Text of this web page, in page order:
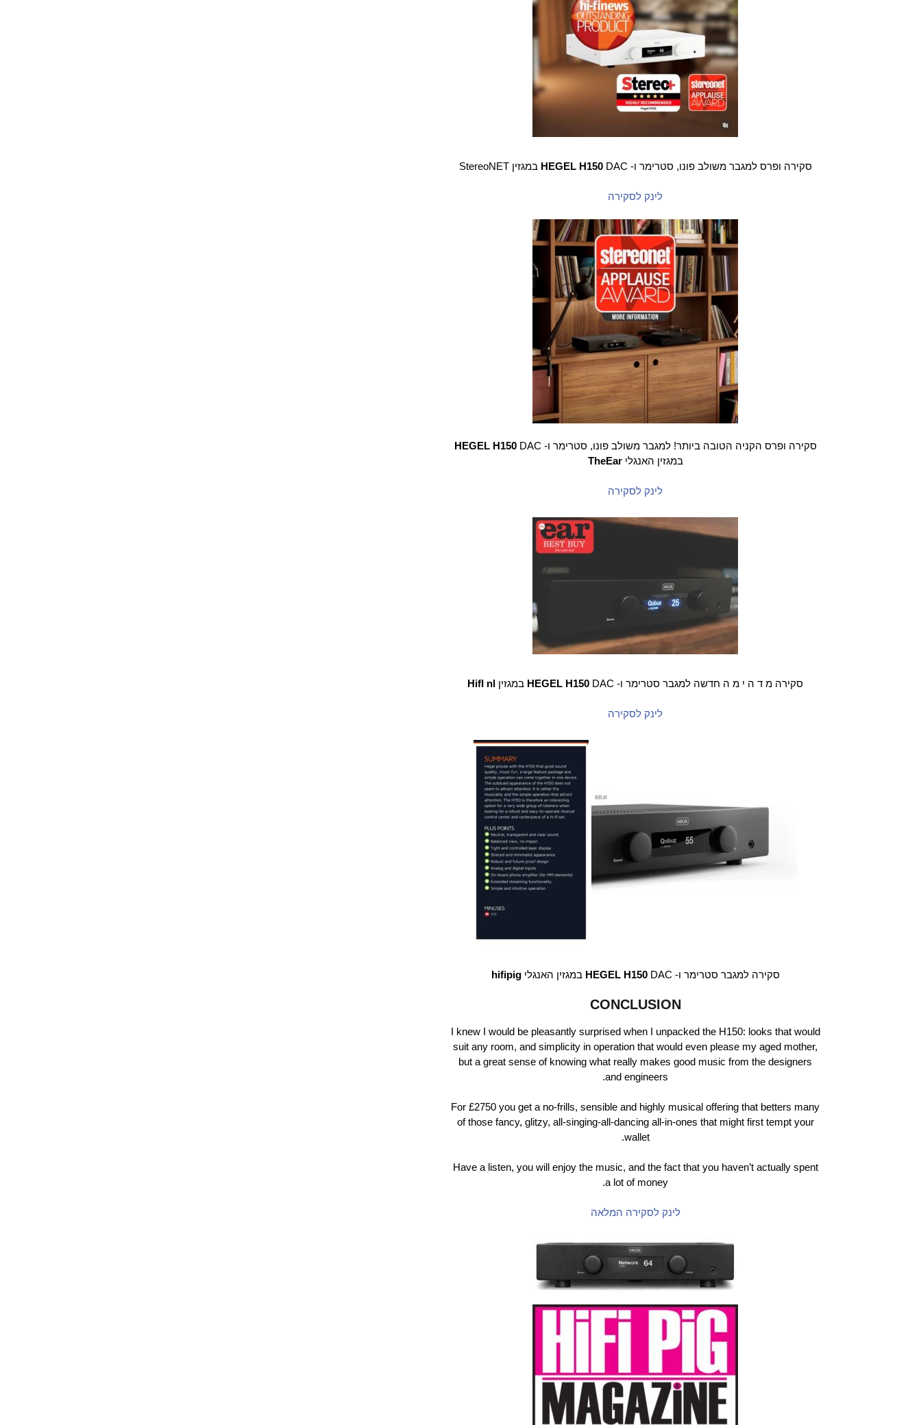
סקירה ופרס למגבר משולב פונו, סטרימר ו- HEGEL H150DAC במגזין StereoNET
לינק לסקירה
סקירה ופרס הקניה הטובה ביותר! למגבר משולב פונו, סטרימר ו- HEGEL H150DAC
במגזין האנגליTheEar
לינק לסקירה
סקירה מ ד ה י מ ה חדשה למגבר סטרימר ו- HEGEL H150 DAC במגזין HifI nl
לינק לסקירה
סקירה למגבר סטרימר ו- HEGEL H150DAC במגזין האנגלי hifipig
CONCLUSION
I knew I would be pleasantly surprised when I unpacked the H150: looks that would
suit any room, and simplicity in operation that would even please my aged mother,
but a great sense of knowing what really makes good music from the designers
and engineers.
For £2750 you get a no-frills, sensible and highly musical offering that betters many
of those fancy, glitzy, all-singing-all-dancing all-in-ones that might first tempt your
wallet.
Have a listen, you will enjoy the music, and the fact that you haven’t actually spent
a lot of money.
לינק לסקירה המלאה